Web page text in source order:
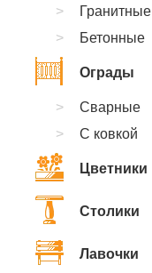
Гранитные
Бетонные
Ограды
Сварные
С ковкой
Цветники
Столики
Лавочки